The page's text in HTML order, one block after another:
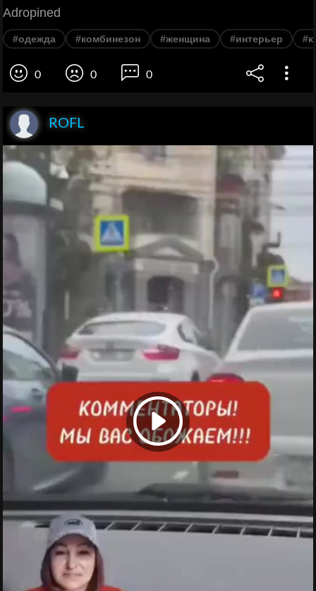
Adropined
#одежда #комбинезон #женщина #интерьер
0 0 0
ROFL